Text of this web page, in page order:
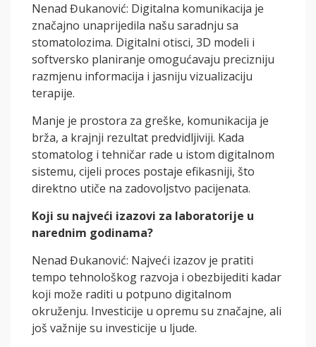
Nenad Đukanović: Digitalna komunikacija je
značajno unaprijedila našu saradnju sa
stomatolozima. Digitalni otisci, 3D modeli i
softversko planiranje omogućavaju precizniju
razmjenu informacija i jasniju vizualizaciju
terapije.
Manje je prostora za greške, komunikacija je
brža, a krajnji rezultat predvidljiviji. Kada
stomatolog i tehničar rade u istom digitalnom
sistemu, cijeli proces postaje efikasniji, što
direktno utiče na zadovoljstvo pacijenata.
Koji su najveći izazovi za laboratorije u
narednim godinama?
Nenad Đukanović: Najveći izazov je pratiti
tempo tehnološkog razvoja i obezbijediti kadar
koji može raditi u potpuno digitalnom
okruženju. Investicije u opremu su značajne, ali
još važnije su investicije u ljude.